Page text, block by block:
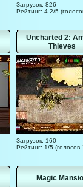
Загрузок: 826
Рейтинг: 4.2/5
Uncharted 2:
Thieves
Загрузок: 160
Рейтинг: 1/5 (голосов
Magic